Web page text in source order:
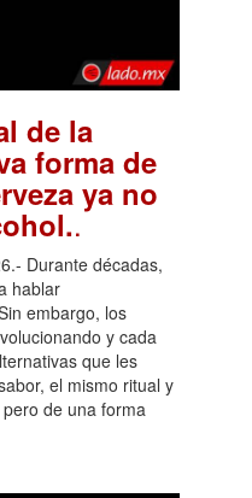
de la
forma de
ya no
.
Durante décadas,
hablar
embargo, los
y cada
que les
el mismo ritual y
de una forma